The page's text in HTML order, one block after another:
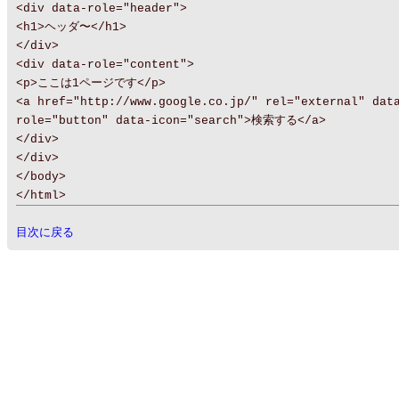
<div data-role="header">
<h1>ヘッダ〜</h1>
</div>
<div data-role="content">
<p>ここは1ページです</p>
<a href="http://www.google.co.jp/" rel="external"
role="button" data-icon="search">検索する</a>
</div>
</div>
</body>
</html>
目次に戻る